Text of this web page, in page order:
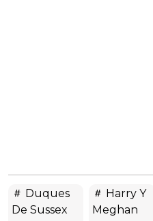
Duques
De Sussex
Harry Y
Meghan